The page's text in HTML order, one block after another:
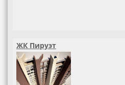
ЖК Пируэт